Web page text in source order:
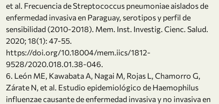
et al. Frecuencia de Streptococcus pneumoniae aislados de
enfermedad invasiva en Paraguay, serotipos y perfil de
sensibilidad (2010-2018). Mem. Inst. Investig. Cienc. Salud.
2020; 18(1): 47-55.
https://doi.org/10.18004/mem.iics/1812-
9528/2020.018.01.38-046.
6. León ME, Kawabata A, Nagai M, Rojas L, Chamorro G,
Zárate N, et al. Estudio epidemiológico de Haemophilus
influenzae causante de enfermedad invasiva y no invasiva en